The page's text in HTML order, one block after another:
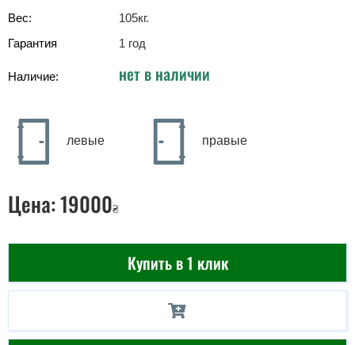
Вес:
105кг.
Гарантия
1 год
Наличие: нет в наличии
левые правые
Цена:19000₴
Купить в 1 клик